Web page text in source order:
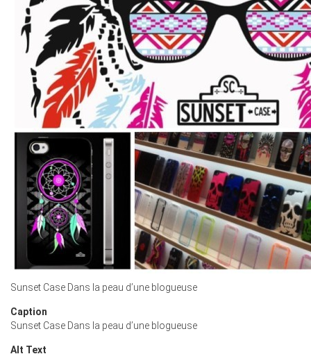
Sunset Case Dans la peau d’une blogueuse
Caption
Sunset Case Dans la peau d’une blogueuse
Alt Text